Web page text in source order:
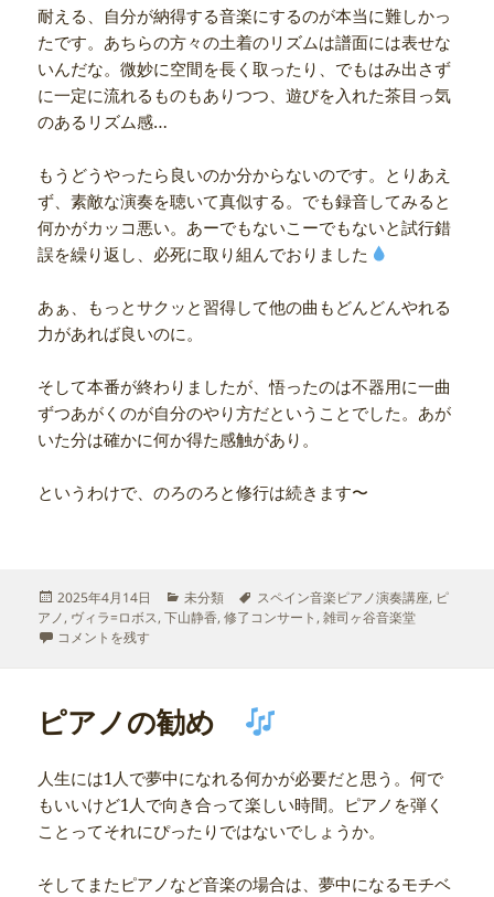
耐える、自分が納得する音楽にするのが本当に難しかっ
たです。あちらの方々の土着のリズムは譜面には表せな
いんだな。微妙に空間を長く取ったり、でもはみ出さず
に一定に流れるものもありつつ、遊びを入れた茶目っ気
のあるリズム感…
もうどうやったら良いのか分からないのです。とりあえ
ず、素敵な演奏を聴いて真似する。でも録音してみると
何かがカッコ悪い。あーでもないこーでもないと試行錯
誤を繰り返し、必死に取り組んでおりました
あぁ、もっとサクッと習得して他の曲もどんどんやれる
力があれば良いのに。
そして本番が終わりましたが、悟ったのは不器用に一曲
ずつあがくのが自分のやり方だということでした。あが
いた分は確かに何か得た感触があり。
というわけで、のろのろと修行は続きます〜
投
稿
日:
2025年4月14日
カ
テ
未分類
タ
グ
スペイン音楽ピアノ演奏講座, ピ
アノ, ヴィラ=ロボス,下山静香,修了コンサート,雑司ヶ谷音楽堂
久しぶりのブラジル に
コメントを残す
ピアノの勧め
人生には1人で夢中になれる何かが必要だと思う。何で
もいいけど1人で向き合って楽しい時間。ピアノを弾く
ことってそれにぴったりではないでしょうか。
そしてまたピアノなど音楽の場合は、夢中になるモチベ